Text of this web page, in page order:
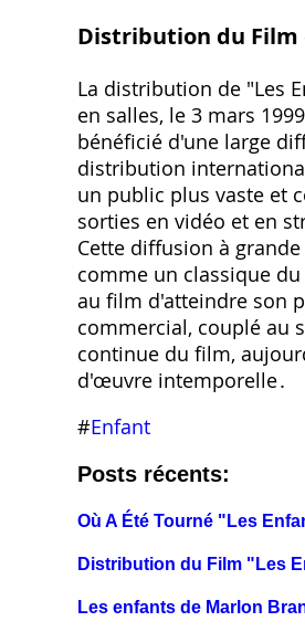
Distribution du Film
La distribution de "Les
en salles‚ le 3 mars
bénéficié d'une large
distribution
un public plus vaste et
sorties en vidéo et en
Cette diffusion à
comme un classique
au film d'atteindre son
commercial‚ couplé au
continue du film‚
d'œuvre intemporelle․
#Enfant
Posts récents:
Où A Été Tourné "Les
Distribution du Film "Les
Les enfants de Marlon